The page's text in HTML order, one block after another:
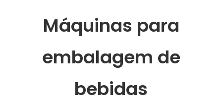
Máquinas para
embalagem de
bebidas